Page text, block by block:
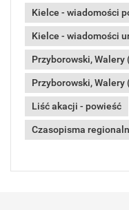
Kielce - wiadomości
Kielce - wiadomości
Przyborowski,
Przyborowski,
Liść akacji - powieść
Czasopisma